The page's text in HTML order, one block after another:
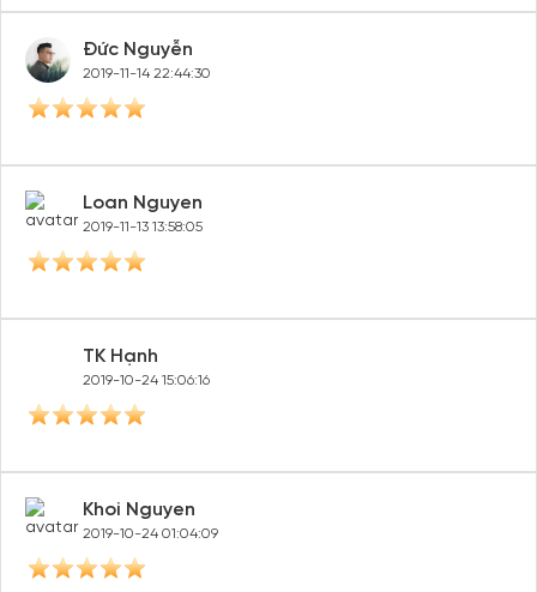
Đức Nguyễn
2019-11-14 22:44:30
Loan Nguyen
2019-11-13 13:58:05
TK Hạnh
2019-10-24 15:06:16
Khoi Nguyen
2019-10-24 01:04:09